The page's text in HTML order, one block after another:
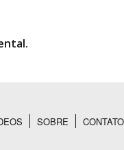
SOBRE CONTATO